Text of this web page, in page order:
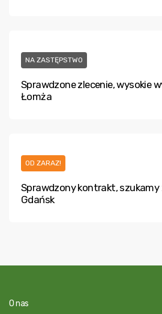
NA ZASTĘPSTWO
Sprawdzone zlecenie, wysokie
Łomża
OD ZARAZ!
Sprawdzony kontrakt, szukamy
Gdańsk
O nas